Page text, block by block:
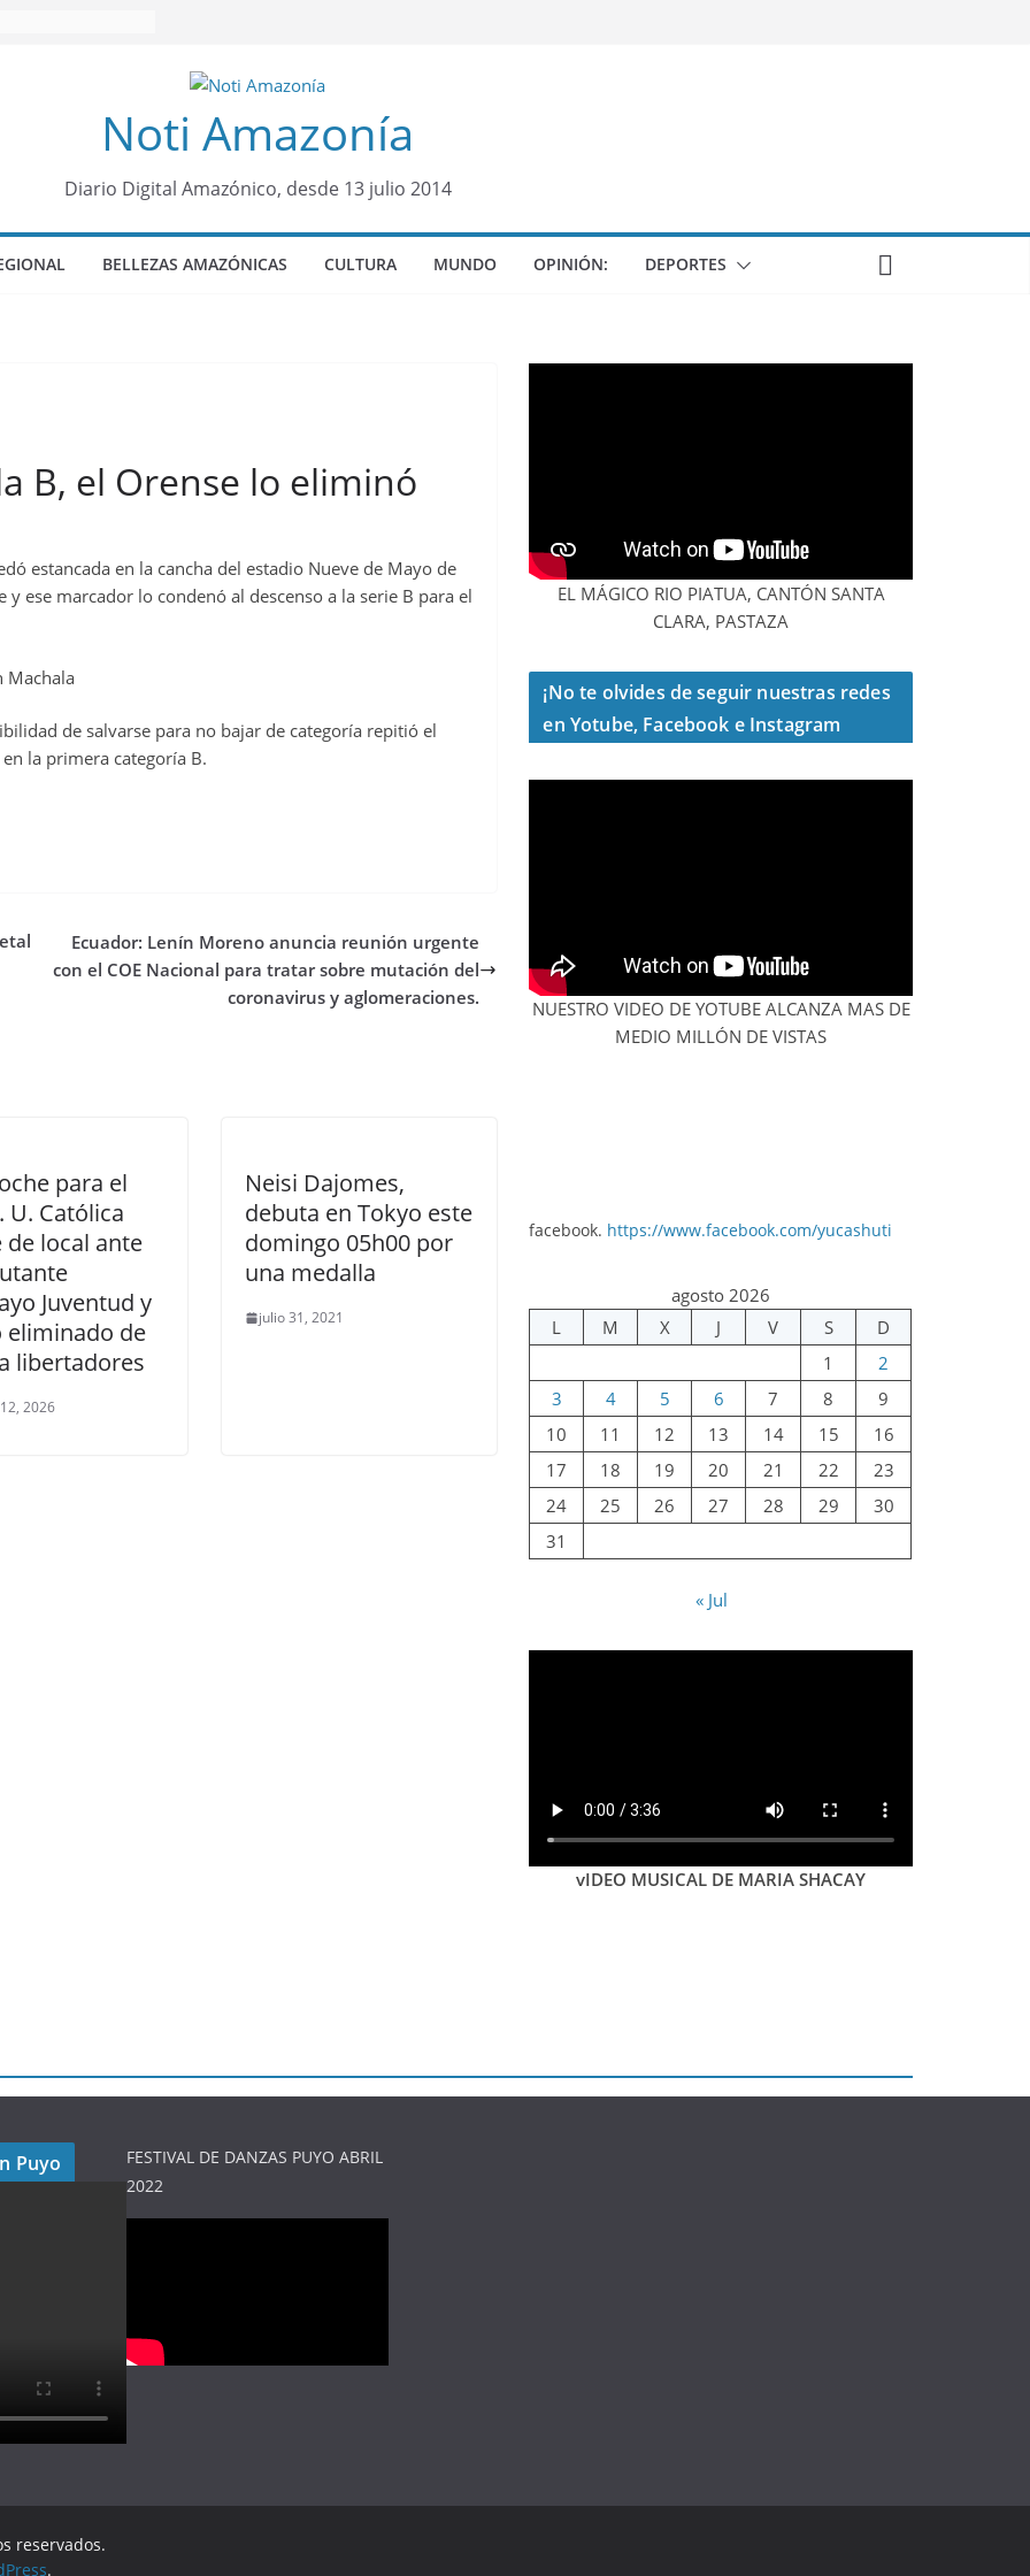
Noti Amazonía
Diario Digital Amazónico, desde 13 julio 2014
BELLEZAS AMAZÓNICAS CULTURA MUNDO OPINIÓN: DEPORTES
B, el Orense lo eliminó
estancada en la cancha del estadio Nueve de Mayo de
ese marcador lo condenó al descenso a la serie B para el
Machala
de salvarse para no bajar de categoría repitió el
la primera categoría B.
Ecuador: Lenín Moreno anuncia reunión urgente
con el COE Nacional para tratar sobre mutación del
coronavirus y aglomeraciones.
para el
U. Católica
de local ante
Juventud y
eliminado de
libertadores
2026
Neisi Dajomes,
debuta en Tokyo este
domingo 05h00 por
una medalla
julio 31, 2021
EL MÁGICO RIO PIATUA, CANTÓN SANTA
CLARA, PASTAZA
¡No te olvides de seguir nuestras redes
en Yotube, Facebook e Instagram
NUESTRO VIDEO DE YOTUBE ALCANZA MAS DE
MEDIO MILLÓN DE VISTAS
facebook. https://www.facebook.com/yucashuti
agosto 2026
L
M X J V S
D
1
2
3
4 5 6 7 8
9
10
11 12 13 14 15
16
17
18 19 20 21 22
23
24
25 26 27 28 29
30
31
« Jul
vIDEO MUSICAL DE MARIA SHACAY
Puyo
FESTIVAL DE DANZAS PUYO ABRIL
2022
reservados.
.